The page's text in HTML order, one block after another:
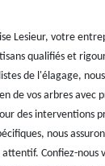
Lesieur, votre
qualifiés et
de l'élagage,
de vos arbres avec
des interventions
nous
Confiez-nous